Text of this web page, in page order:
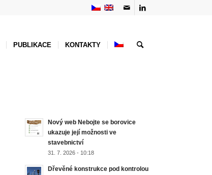
PUBLIKACE KONTAKTY
Nový web Nebojte se borovice
ukazuje její možnosti ve
stavebnictví
31. 7. 2026 - 10:18
Dřevěné konstrukce pod kontrolou